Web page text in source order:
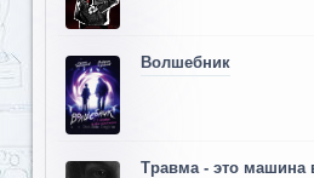
Волшебник
Травма - это машина